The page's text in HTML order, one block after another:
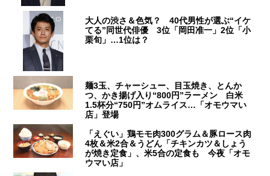
大人の渋さ＆色気？ 40代男性が選ぶ“イケ
てる”同世代俳優 3位「岡田准一」2位「小
栗旬」…1位は？
麺3玉、チャーシュー、目玉焼き、とんか
つ、かき揚げ入り“800円”ラーメン 白米
1.5杯分“750円”オムライス…「オモウマい
店」登場
「えぐい」鶏モモ肉300グラム＆豚ロース肉
4枚＆米2合＆うどん「チキンカツ＆しょう
が焼き定食」、米5合の定食も 今夜「オモ
ウマい店」